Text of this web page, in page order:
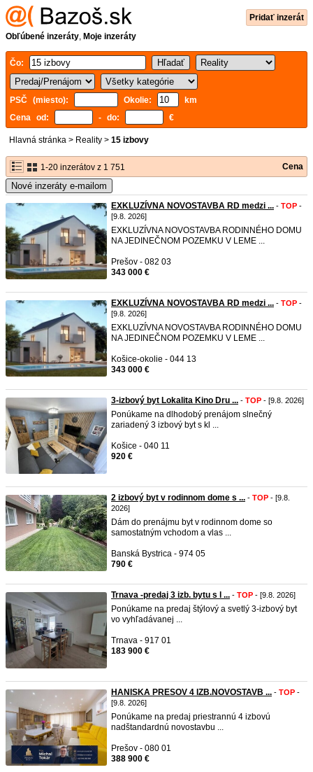
Pridať inzerát
Obľúbené inzeráty, Moje inzeráty
Čo:
PSČ (miesto): Okolie:
km
Cena od:
- do: €
Hlavná stránka > Reality > 15 izbovy
1-20 inzerátov z 1 751 Cena
Nové inzeráty e-mailom
EXKLUZÍVNA NOVOSTAVBA RD medzi ... - TOP -
[9.8. 2026]
EXKLUZÍVNA NOVOSTAVBA RODINNÉHO DOMU
NA JEDINEČNOM POZEMKU V LEME ...
Prešov - 082 03
343 000 €
EXKLUZÍVNA NOVOSTAVBA RD medzi ... - TOP -
[9.8. 2026]
EXKLUZÍVNA NOVOSTAVBA RODINNÉHO DOMU
NA JEDINEČNOM POZEMKU V LEME ...
Košice-okolie - 044 13
343 000 €
3-izbový byt Lokalita Kino Dru ... - TOP - [9.8. 2026]
Ponúkame na dlhodobý prenájom slnečný
zariadený 3 izbový byt s kl ...
Košice - 040 11
920 €
2 izbový byt v rodinnom dome s ... - TOP - [9.8.
2026]
Dám do prenájmu byt v rodinnom dome so
samostatným vchodom a vlas ...
Banská Bystrica - 974 05
790 €
Trnava -predaj 3 izb. bytu s l ... - TOP - [9.8. 2026]
Ponúkame na predaj štýlový a svetlý 3-izbový byt
vo vyhľadávanej ...
Trnava - 917 01
183 900 €
HANISKA PRESOV 4 IZB.NOVOSTAVB ... - TOP -
[9.8. 2026]
Ponúkame na predaj priestrannú 4 izbovú
nadštandardnú novostavbu ...
Prešov - 080 01
388 900 €